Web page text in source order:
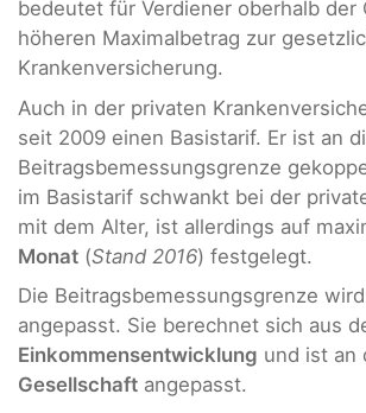
bedeutet für Verdiener oberhalb der
höheren Maximalbetrag zur
Krankenversicherung.
Auch in der privaten
seit 2009 einen Basistarif. Er ist an
Beitragsbemessungsgrenze
im Basistarif schwankt bei der
mit dem Alter, ist allerdings auf
Monat (Stand 2016) festgelegt.
Die Beitragsbemessungsgrenze
angepasst. Sie berechnet sich aus
Einkommensentwicklung und ist an
Gesellschaft angepasst.